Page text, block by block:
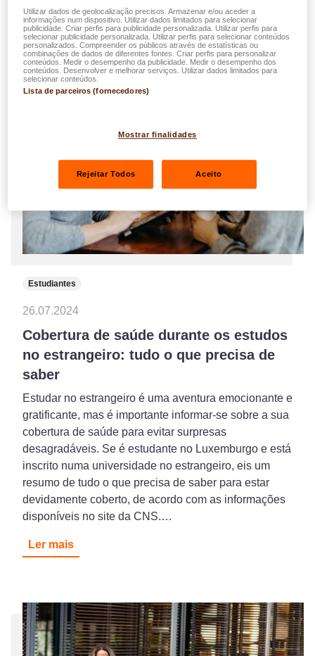
Ler mais
Estudiantes
26.07.2024
Cobertura de saúde durante os estudos
no estrangeiro: tudo o que precisa de
saber
Estudar no estrangeiro é uma aventura emocionante e
gratificante, mas é importante informar-se sobre a sua
cobertura de saúde para evitar surpresas
desagradáveis. Se é estudante no Luxemburgo e está
inscrito numa universidade no estrangeiro, eis um
resumo de tudo o que precisa de saber para estar
devidamente coberto, de acordo com as informações
disponíveis no site da CNS.…
Ler mais
Utilizar dados de geolocalização precisos. Armazenar e/ou aceder a
informações num dispositivo. Utilizar dados limitados para selecionar
publicidade. Criar perfis para publicidade personalizada. Utilizar perfis para
selecionar publicidade personalizada. Utilizar perfis para selecionar conteúdos
personalizados. Compreender os públicos através de estatísticas ou
combinações de dados de diferentes fontes. Criar perfis para personalizar
conteúdos. Medir o desempenho da publicidade. Medir o desempenho dos
conteúdos. Desenvolver e melhorar serviços. Utilizar dados limitados para
selecionar conteúdos.
Lista de parceiros (fornecedores)
Mostrar finalidades
Rejeitar Todos Aceito